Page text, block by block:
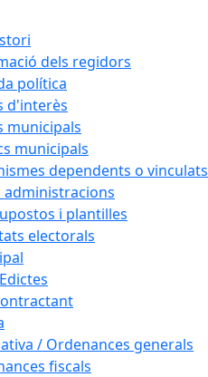
dels regidors
política
d'interès
municipals
municipals
dependents o vinculats
administracions
i plantilles
electorals
/ Ordenances generals
fiscals